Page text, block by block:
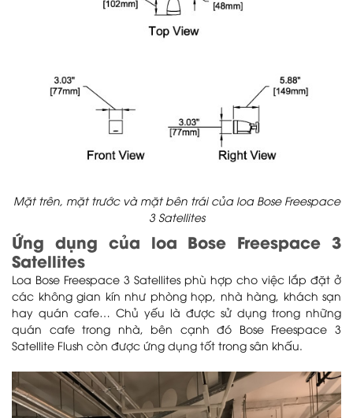
Mặt trên, mặt trước và mặt bên trái của loa Bose Freespace
3 Satellites
Ứng dụng của loa Bose Freespace 3
Satellites
Loa Bose Freespace 3 Satellites phù hợp cho việc lắp đặt ở
các không gian kín như phòng họp, nhà hàng, khách sạn
hay quán cafe… Chủ yếu là được sử dụng trong những
quán cafe trong nhà, bên cạnh đó Bose Freespace 3
Satellite Flush còn được ứng dụng tốt trong sân khấu.